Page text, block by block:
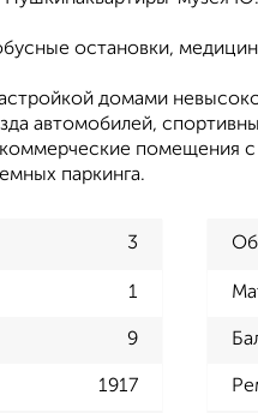
остановки,
домами
автомобилей,
помещения
паркинга.
3
1
9
1917